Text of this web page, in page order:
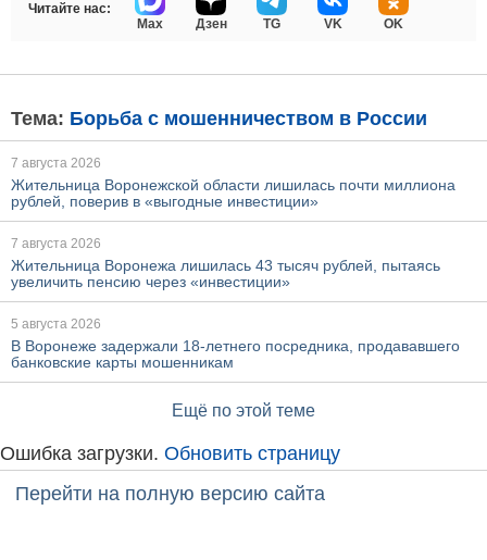
Читайте нас:
Max
Дзен TG VK OK
Тема: Борьба с мошенничеством в России
7 августа 2026
Жительница Воронежской области лишилась почти миллиона
рублей, поверив в «выгодные инвестиции»
7 августа 2026
Жительница Воронежа лишилась 43 тысяч рублей, пытаясь
увеличить пенсию через «инвестиции»
5 августа 2026
В Воронеже задержали 18-летнего посредника, продававшего
банковские карты мошенникам
Ещё по этой теме
Ошибка загрузки. Обновить страницу
Перейти на полную версию сайта